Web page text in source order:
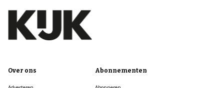
Over ons Abonnementen